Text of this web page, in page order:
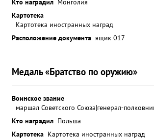
Картотека
Картотека иностранных наград
Расположение документа ящик 017
Медаль «Братство по оружию»
Воинское звание
маршал Советского Союза|генерал-
Кто наградил Польша
Картотека Картотека иностранных наград